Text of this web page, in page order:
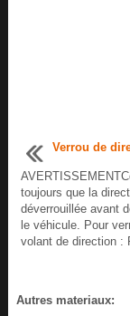
Verrou de
toujours que la
déverrouillée avant
le véhicule. Pour
volant de direction :
Autres materiaux: